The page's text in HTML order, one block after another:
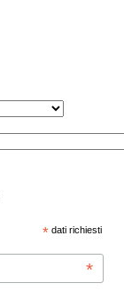
* dati richiesti
*